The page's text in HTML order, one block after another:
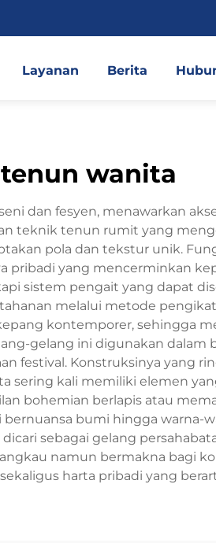
Layanan Berita
wanita
dan fesyen, menawarkan
teknik tenun rumit yang
pola dan tekstur unik.
pribadi yang mencerminkan
sistem pengait yang dapat
melalui metode
kontemporer, sehingga
gelang ini digunakan dalam
festival. Konstruksinya yang
sering kali memiliki elemen
bohemian berlapis atau
bumi hingga warna-
sebagai gelang
namun bermakna bagi
harta pribadi yang